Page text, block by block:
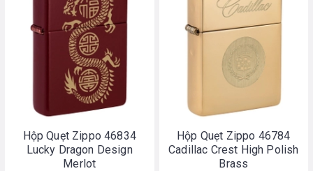
Hộp Quẹt Zippo 46834
Lucky Dragon Design
Merlot
Hộp Quẹt Zippo 46784
Cadillac Crest High Polish
Brass